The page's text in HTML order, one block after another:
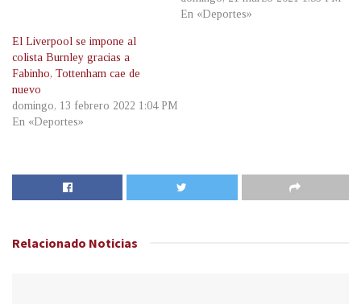
En «Deportes»
El Liverpool se impone al
colista Burnley gracias a
Fabinho, Tottenham cae de
nuevo
domingo, 13 febrero 2022 1:04 PM
En «Deportes»
Relacionado Noticias